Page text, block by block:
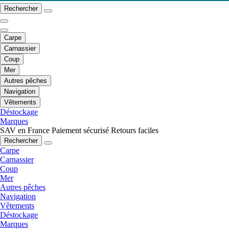
Rechercher
Carpe
Carnassier
Coup
Mer
Autres pêches
Navigation
Vêtements
Déstockage
Marques
SAV en France Paiement sécurisé Retours faciles
Rechercher
Carpe
Carnassier
Coup
Mer
Autres pêches
Navigation
Vêtements
Déstockage
Marques